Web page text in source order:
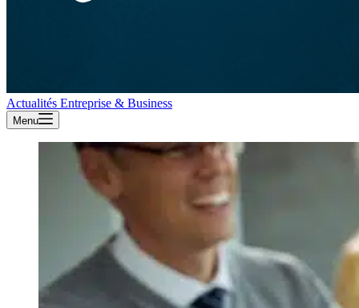
Actualités Entreprise & Business
Menu